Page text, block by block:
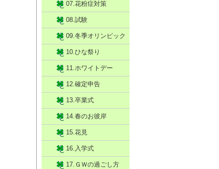
07.花粉症対策
08.試験
09.冬季オリンピック
10.ひな祭り
11.ホワイトデー
12.確定申告
13.卒業式
14.春のお彼岸
15.花見
16.入学式
17.ＧＷの過ごし方